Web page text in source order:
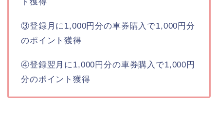
③登録月に1,000円分の車券購入で1,000円分
のポイント獲得
④登録翌月に1,000円分の車券購入で1,000円
分のポイント獲得